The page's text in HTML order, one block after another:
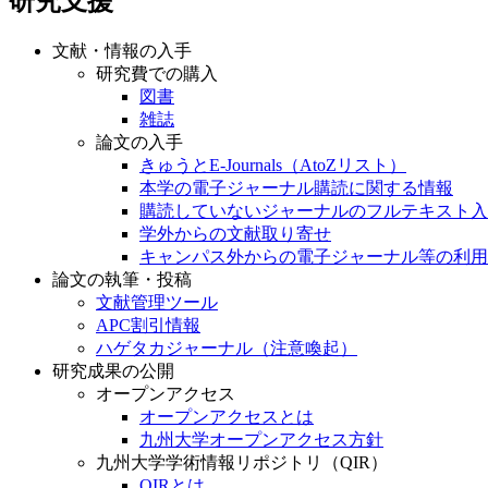
文献・情報の入手
研究費での購入
図書
雑誌
論文の入手
きゅうとE-Journals（AtoZリスト）
本学の電子ジャーナル購読に関する情報
購読していないジャーナルのフルテキスト
学外からの文献取り寄せ
キャンパス外からの電子ジャーナル等の利用
論文の執筆・投稿
文献管理ツール
APC割引情報
ハゲタカジャーナル（注意喚起）
研究成果の公開
オープンアクセス
オープンアクセスとは
九州大学オープンアクセス方針
九州大学学術情報リポジトリ（QIR）